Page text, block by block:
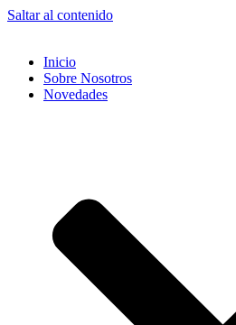
Saltar al contenido
Inicio
Sobre Nosotros
Novedades